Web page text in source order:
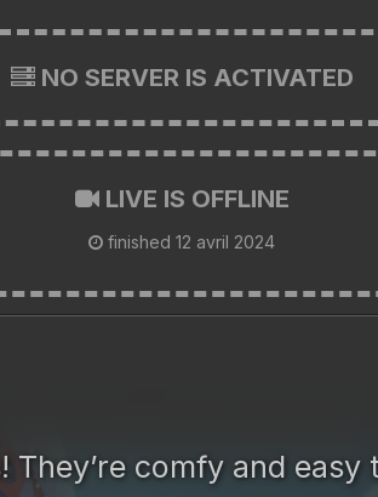
NO SERVER IS ACTIVATED
LIVE IS OFFLINE
finished 12 avril 2024
They’re comfy and easy